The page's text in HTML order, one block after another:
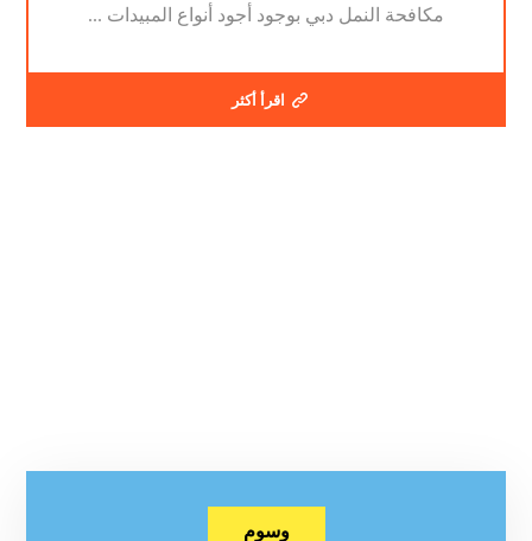
مكافحة النمل دبي بوجود أجود أنواع المبيدات ...
اقرأ أكثر
وسوم